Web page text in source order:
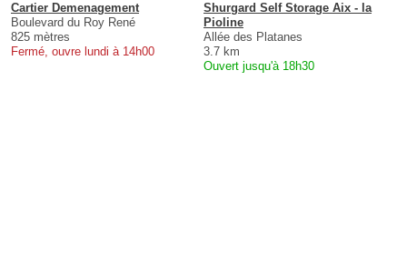
Cartier Demenagement
Boulevard du Roy René
825 mètres
Fermé, ouvre lundi à 14h00
Shurgard Self Storage Aix - la
Pioline
Allée des Platanes
3.7 km
Ouvert jusqu'à 18h30